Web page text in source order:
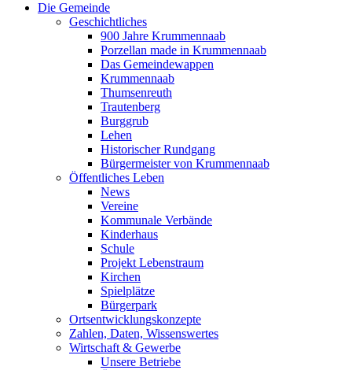
Die Gemeinde
Geschichtliches
900 Jahre Krummennaab
Porzellan made in Krummennaab
Das Gemeindewappen
Krummennaab
Thumsenreuth
Trautenberg
Burggrub
Lehen
Historischer Rundgang
Bürgermeister von Krummennaab
Öffentliches Leben
News
Vereine
Kommunale Verbände
Kinderhaus
Schule
Projekt Lebenstraum
Kirchen
Spielplätze
Bürgerpark
Ortsentwicklungskonzepte
Zahlen, Daten, Wissenswertes
Wirtschaft & Gewerbe
Unsere Betriebe